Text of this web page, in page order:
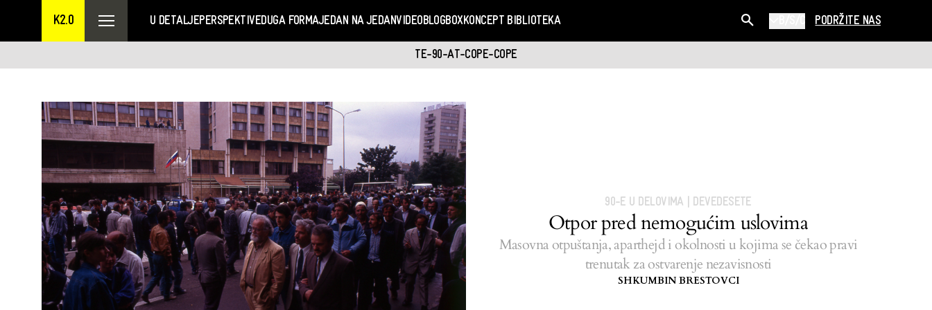
K2.0 U DETALJEPERSPEKTIVEDUGA FORMAJEDAN NA JEDANVIDEOBLOGBOXKONCEPT BIBLIOTEKA PODRŽITE NAS
TE-90-AT-COPE-COPE
90-E U DELOVIMA DEVEDESETE
Otpor pred nemogućim uslovima
Masovna otpuštanja, aparthejd i okolnosti u kojima se čekao pravi
trenutak za ostvarenje nezavisnosti
SHKUMBIN BRESTOVCI